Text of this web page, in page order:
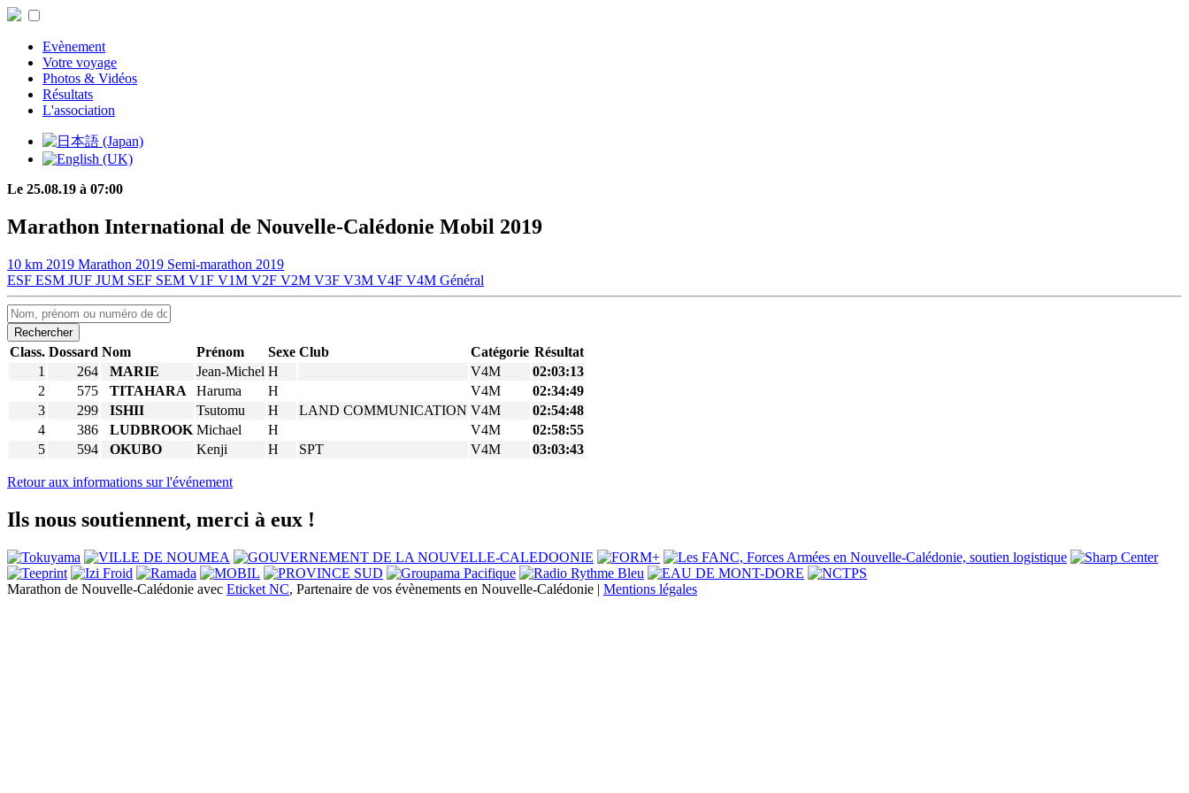
Evènement
Votre voyage
Photos & Vidéos
Résultats
L'association
Le 25.08.19 à 07:00
Marathon International de Nouvelle-Calédonie Mobil 2019
10 km 2019 Marathon 2019 Semi-marathon 2019
ESF ESM JUF JUM SEF SEM V1F V1M V2F V2M V3F V3M V4F V4M Général
Rechercher
Class. Dossard Nom Prénom Sexe Club Catégorie Résultat
1
264 MARIE Jean-Michel H V4M
02:03:13
2
575 TITAHARA Haruma H V4M
02:34:49
3
299 ISHII Tsutomu H LAND COMMUNICATION V4M
02:54:48
4
386 LUDBROOK Michael H V4M
02:58:55
5
594 OKUBO Kenji H SPT V4M 03:03:43
Retour aux informations sur l'événement
Ils nous soutiennent, merci à eux !
Marathon de Nouvelle-Calédonie avec Eticket NC, Partenaire de vos évènements en Nouvelle-Calédonie | Mentions légales